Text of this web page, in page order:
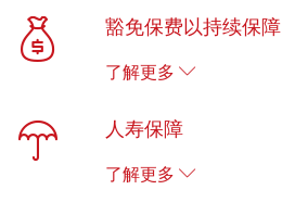
豁免保费以持续保障
了解更多
人寿保障
了解更多